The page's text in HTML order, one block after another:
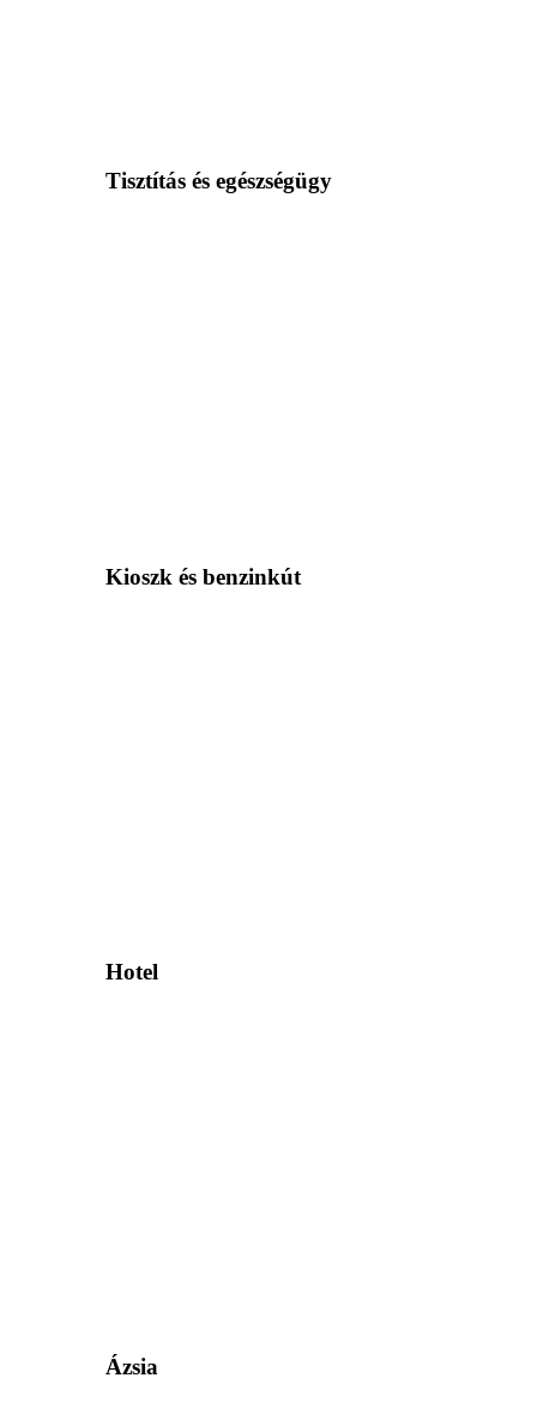
Tisztítás és egészségügy
Kioszk és benzinkút
Hotel
Ázsia